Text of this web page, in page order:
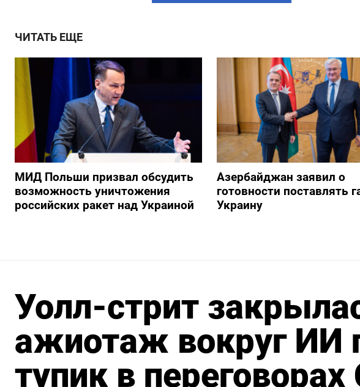
ЧИТАТЬ ЕЩЕ
МИД Польши призвал обсудить
возможность уничтожения
российских ракет над Украиной
Азербайджан заявил о
готовности поставлять
Украину
Уолл-стрит
ажиотаж вокруг ИИ
тупик в